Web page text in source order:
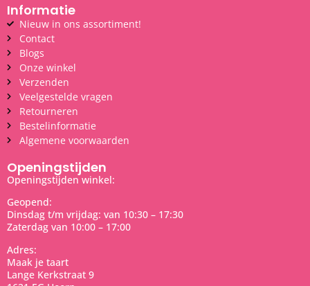
Informatie
Nieuw in ons assortiment!
Contact
Blogs
Onze winkel
Verzenden
Veelgestelde vragen
Retourneren
Bestelinformatie
Algemene voorwaarden
Openingstijden
Openingstijden winkel:
Geopend:
Dinsdag t/m vrijdag: van 10:30 – 17:30
Zaterdag van 10:00 – 17:00
Adres:
Maak je taart
Lange Kerkstraat 9